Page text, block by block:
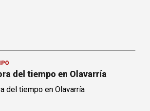
del tiempo en Olavarría